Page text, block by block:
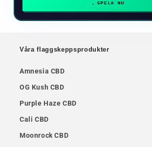
SPELA NU
Våra flaggskeppsprodukter
Amnesia CBD
OG Kush CBD
Purple Haze CBD
Cali CBD
Moonrock CBD